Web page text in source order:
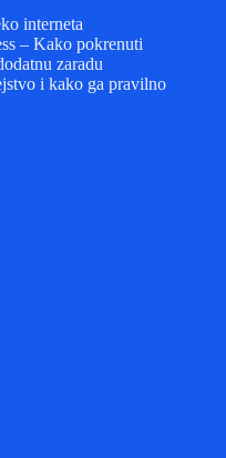
interneta
– Kako pokrenuti
zaradu
i kako ga pravilno